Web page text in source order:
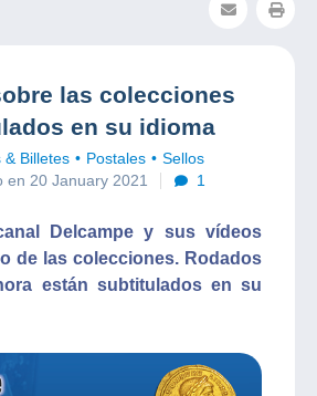
las colecciones
en su idioma
& Billetes Postales
Sellos
en 20 January 2021
1
Delcampe y sus vídeos
de las colecciones. Rodados
están subtitulados en su